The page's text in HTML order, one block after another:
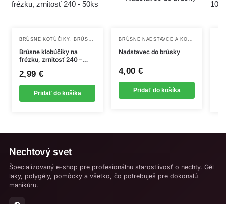
BRÚSNE KOTÚČIKY , BRÚSNE NADSTAVCE A KOTÚČE ,NOVINKY
Brúsne klobúčiky na
frézku, zrnitosť 240 –
50ks
2,99 €
Pridať do košíka
BRÚSNE NADSTAVCE A KOTÚČE
Nadstavec do brúsky
4,00 €
Pridať do košíka
Nechtový svet
Špecializovaný e-shop pre profesionálnu starostlivosť o nechty. Gél
laky, polygély, pomôcky a všetko, čo potrebuješ pre dokonalú
manikúru.